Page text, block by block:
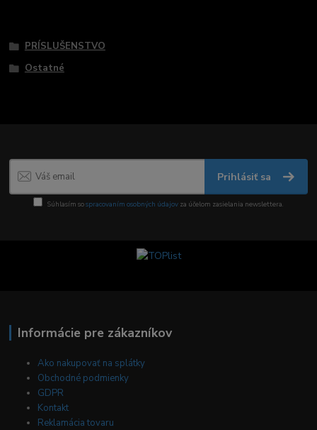
PRÍSLUŠENSTVO
Ostatné
Prihlásiť sa
Súhlasím sospracovaním osobných údajov za účelom zasielania newslettera.
Informácie pre zákazníkov
Ako nakupovať na splátky
Obchodné podmienky
GDPR
Kontakt
Reklamácia tovaru